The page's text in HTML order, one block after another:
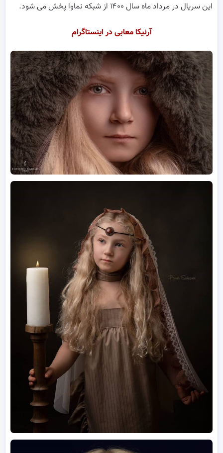
این سریال در مرداد ماه سال ۱۴۰۰ از شبکه نماوا پخش می شود.
آرنیکا معابی در اینستاگرام